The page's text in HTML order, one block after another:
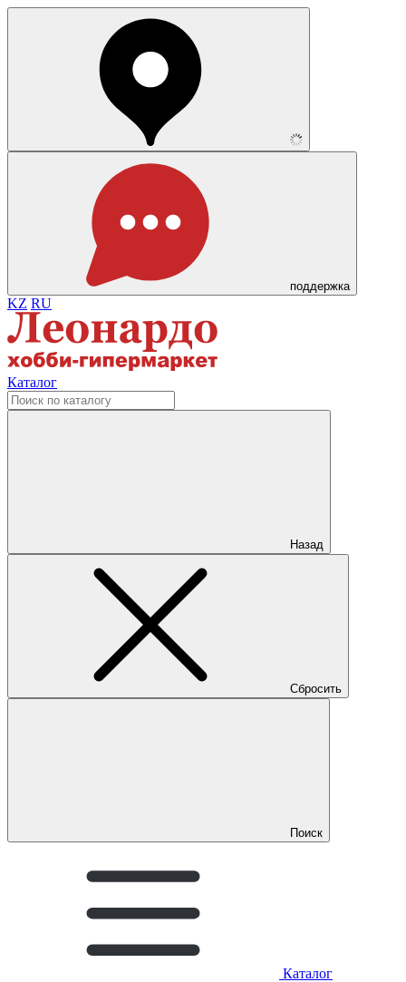
поддержка
KZ RU
Каталог
Назад
Сбросить
Поиск
Каталог